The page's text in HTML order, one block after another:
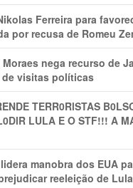
Ferreira para
por recusa de Romeu
nega recurso de
visitas políticas
TERR0RlSTAS
LULA E O STF!!! A
manobra dos EUA
reeleição de Lula